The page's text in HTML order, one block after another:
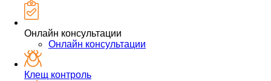
Онлайн консультации
Онлайн консультации
Клещ контроль